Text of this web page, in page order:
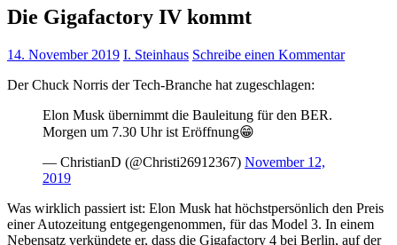
Die Gigafactory IV kommt
14. November 2019 I. Steinhaus Schreibe einen Kommentar
Der Chuck Norris der Tech-Branche hat zugeschlagen:
Elon Musk übernimmt die Bauleitung für den BER.
Morgen um 7.30 Uhr ist Eröffnung😁
— ChristianD (@Christi26912367) November 12,
2019
Was wirklich passiert ist: Elon Musk hat höchstpersönlich den Preis
einer Autozeitung entgegengenommen, für das Model 3. In einem
Nebensatz verkündete er, dass die Gigafactory 4 bei Berlin, auf der